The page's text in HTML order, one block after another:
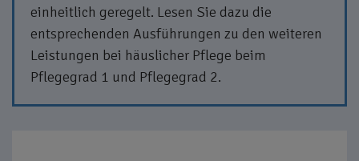
einheitlich geregelt. Lesen Sie dazu die
entsprechenden Ausführungen zu den weiteren
Leistungen bei häuslicher Pflege beim
Pflegegrad 1 und Pflegegrad 2.